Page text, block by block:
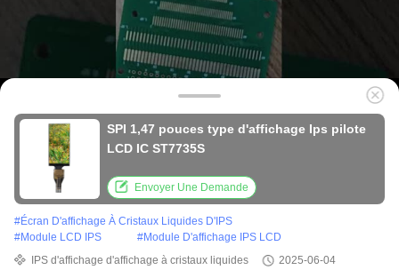
SPI 1,47 pouces type d'affichage Ips pilote
LCD IC ST7735S
Envoyer Une Demande
#Écran D'affichage À Cristaux Liquides D'IPS
#Module LCD IPS #Module D'affichage IPS LCD
IPS d'affichage d'affichage à cristaux liquides
2025-06-04